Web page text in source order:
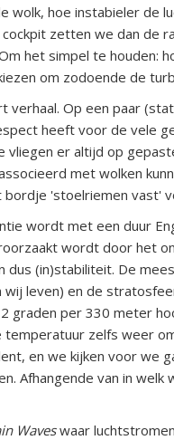
wolk, hoe instabieler de
zetten we dan de
het simpel te
om zodoende de
verhaal. Op een paar
heeft voor de vele
vliegen er altijd op
met wolken
'stoelriemen vast'
wordt met een duur
wordt door het
dus (in)stabiliteit. De
leven) en de
graden per 330 meter
zelfs weer
en we kijken voor we
Afhangende van in
Waveswaar